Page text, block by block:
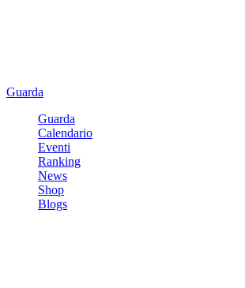
Guarda
Guarda
Calendario
Eventi
Ranking
News
Shop
Blogs